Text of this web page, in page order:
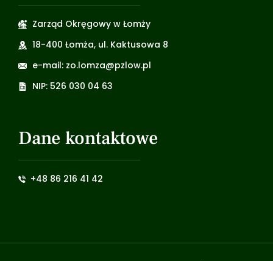
Zarząd Okręgowy w Łomży
18-400 Łomża, ul. Kaktusowa 8
e-mail: zo.lomza@pzlow.pl
NIP: 526 030 04 63
Dane kontaktowe
+48 86 216 41 42